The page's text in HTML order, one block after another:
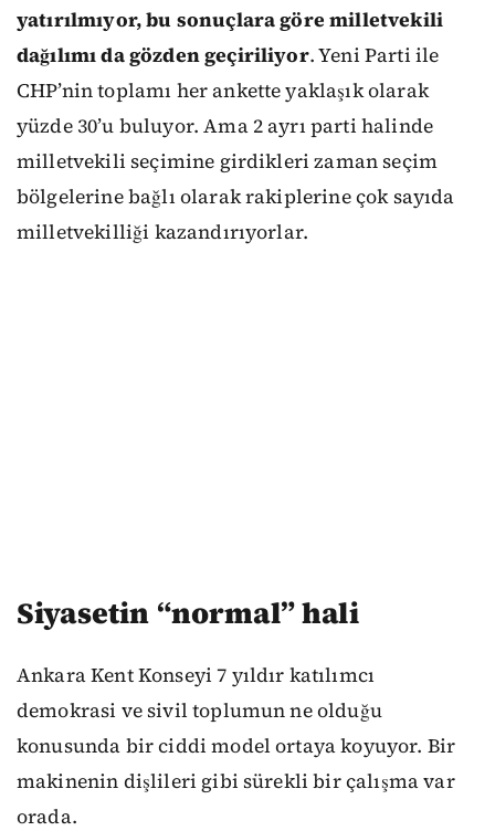
yatırılmıyor, bu sonuçlara göre milletvekili
dağılımı da gözden geçiriliyor. Yeni Parti ile
CHP’nin toplamı her ankette yaklaşık olarak
yüzde 30’u buluyor. Ama 2 ayrı parti halinde
milletvekili seçimine girdikleri zaman seçim
bölgelerine bağlı olarak rakiplerine çok sayıda
milletvekilliği kazandırıyorlar.
Siyasetin “normal” hali
Ankara Kent Konseyi 7 yıldır katılımcı
demokrasi ve sivil toplumun ne olduğu
konusunda bir ciddi model ortaya koyuyor. Bir
makinenin dişlileri gibi sürekli bir çalışma var
orada.